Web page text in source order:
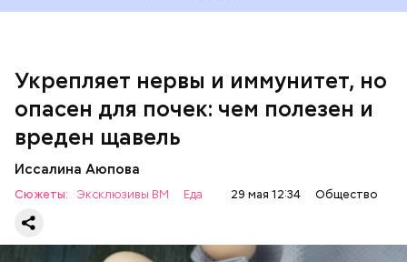
Укрепляет нервы и иммунитет, но
опасен для почек: чем полезен и
вреден щавель
Иссалина Аюпова
Сюжеты: Эксклюзивы ВМ Еда 29 мая 12:34 Общество
— Если человек уже болеет мочекаменной
болезнью, щавель ему не рекомендуется. При
артрите, гастрите, холецистите, синдроме
раздраженного кишечника, язвах и панкреатите
продукт тоже лучше исключить из рациона, —
предупредила врач. — Он может привести к
повышению кислотности желудка и раздражать
слизистые оболочки.